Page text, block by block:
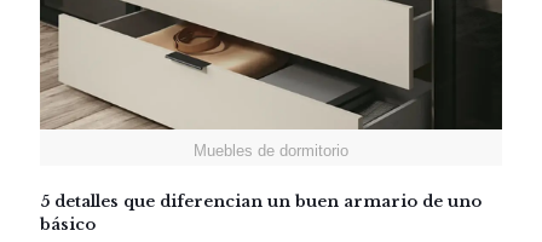
Muebles de dormitorio
5 detalles que diferencian un buen armario de uno
básico